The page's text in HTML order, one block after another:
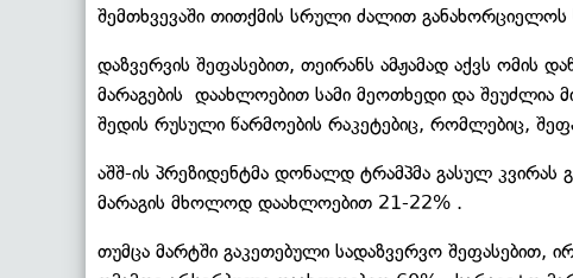
შემთხვევაში თითქმის სრული ძალით განახორციელოს
დაზვერვის შეფასებით, თეირანს ამჟამად აქვს ომის
მარაგების დაახლოებით სამი მეოთხედი და შეუძლია
შედის რუსული წარმოების რაკეტებიც, რომლებიც,
აშშ-ის პრეზიდენტმა დონალდ ტრამპმა გასულ კვირას
მარაგის მხოლოდ დაახლოებით 21-22% .
თუმცა მარტში გაკეთებული სადაზვერვო შეფასებით,